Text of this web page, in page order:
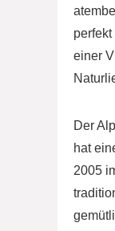
einer
Der
hat
2005